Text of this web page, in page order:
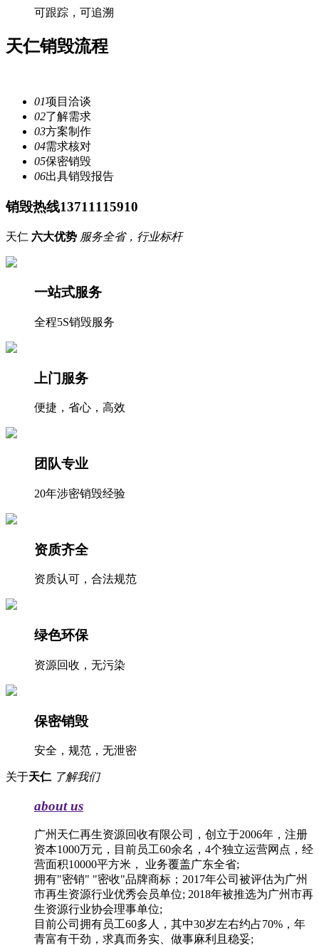
可跟踪，可追溯
天仁销毁流程
01项目洽谈
02了解需求
03方案制作
04需求核对
05保密销毁
06出具销毁报告
销毁热线13711115910
天仁 六大优势 服务全省，行业标杆
一站式服务
全程5S销毁服务
上门服务
便捷，省心，高效
团队专业
20年涉密销毁经验
资质齐全
资质认可，合法规范
绿色环保
资源回收，无污染
保密销毁
安全，规范，无泄密
关于天仁 了解我们
about us
广州天仁再生资源回收有限公司，创立于2006年，注册
资本1000万元，目前员工60余名，4个独立运营网点，经
营面积10000平方米， 业务覆盖广东全省;
拥有"密销" "密收"品牌商标；2017年公司被评估为广州
市再生资源行业优秀会员单位; 2018年被推选为广州市再
生资源行业协会理事单位;
目前公司拥有员工60多人，其中30岁左右约占70%，年
青富有干劲，求真而务实、做事麻利且稳妥;